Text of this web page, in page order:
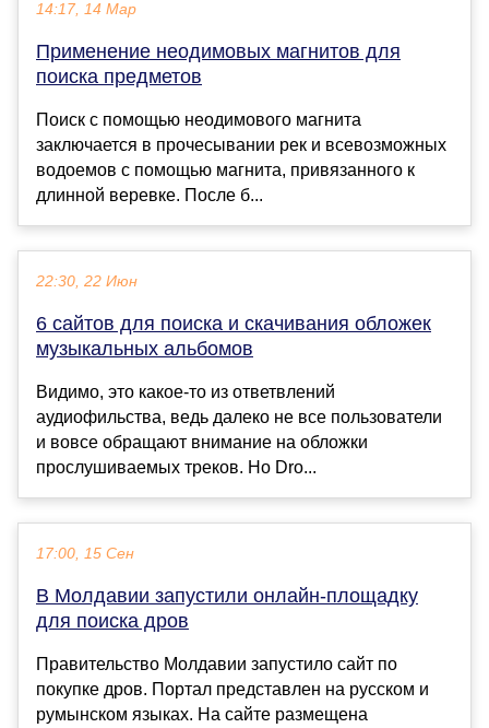
14:17, 14 Мар
Применение неодимовых магнитов для
поиска предметов
Поиск с помощью неодимового магнита
заключается в прочесывании рек и всевозможных
водоемов с помощью магнита, привязанного к
длинной веревке. После б...
22:30, 22 Июн
6 сайтов для поиска и скачивания обложек
музыкальных альбомов
Видимо, это какое-то из ответвлений
аудиофильства, ведь далеко не все пользователи
и вовсе обращают внимание на обложки
прослушиваемых треков. Но Dro...
17:00, 15 Сен
В Молдавии запустили онлайн-площадку
для поиска дров
Правительство Молдавии запустило сайт по
покупке дров. Портал представлен на русском и
румынском языках. На сайте размещена